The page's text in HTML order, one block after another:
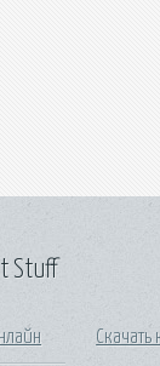
Stuff
Скачать